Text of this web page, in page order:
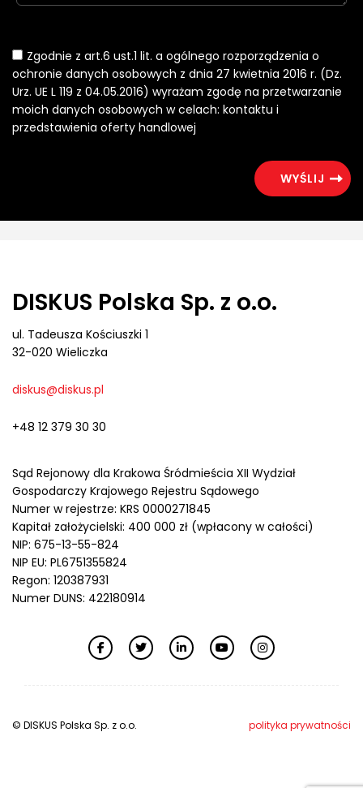
Zgodnie z art.6 ust.1 lit. a ogólnego rozporządzenia o
ochronie danych osobowych z dnia 27 kwietnia 2016 r. (Dz.
Urz. UE L 119 z 04.05.2016) wyrażam zgodę na przetwarzanie
moich danych osobowych w celach: kontaktu i
przedstawienia oferty handlowej
DISKUS Polska Sp. z o.o.
ul. Tadeusza Kościuszki 1
32-020 Wieliczka
diskus@diskus.pl
+48 12 379 30 30
Sąd Rejonowy dla Krakowa Śródmieścia XII Wydział
Gospodarczy Krajowego Rejestru Sądowego
Numer w rejestrze: KRS 0000271845
Kapitał założycielski: 400 000 zł (wpłacony w całości)
NIP: 675-13-55-824
NIP EU: PL6751355824
Regon: 120387931
Numer DUNS: 422180914
© DISKUS Polska Sp. z o.o. polityka prywatności